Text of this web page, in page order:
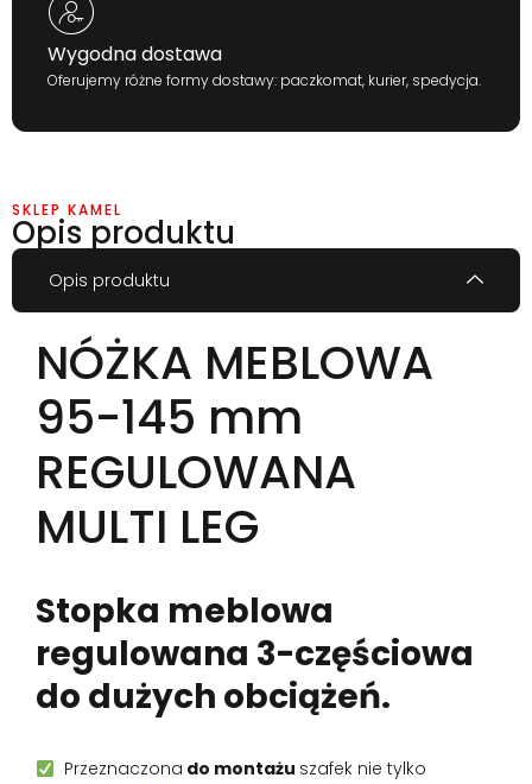
Wygodna dostawa
Oferujemy różne formy dostawy: paczkomat, kurier, spedycja.
SKLEP KAMEL
Opis produktu
Opis produktu
NÓŻKA MEBLOWA
95-145 mm
REGULOWANA
MULTI LEG
Stopka meblowa
regulowana 3-częściowa
do dużych obciążeń.
Przeznaczona do montażu szafek nie tylko